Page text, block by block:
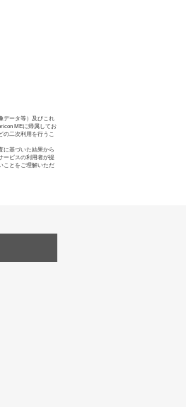
データ等）及びこれ
MEに帰属してお
の二次利用を行うこ
に基づいた結果から
ービスの利用者が提
ことをご理解いただ